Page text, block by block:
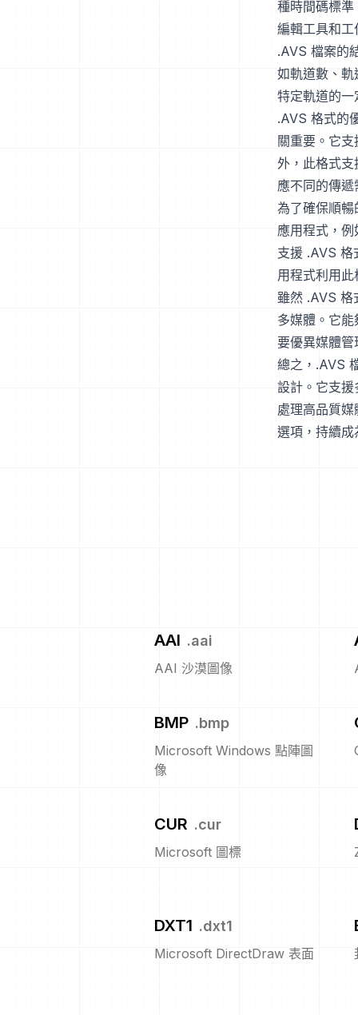
種時間碼標
編輯工具和
.AVS 檔案的
如軌道數、
特定軌道的
.AVS 格式的
關重要。它
外，此格式
應不同的傳遞
為了確保順
應用程式，
支援 .AVS 格
用程式利用
雖然 .AVS 格
多媒體。它
要優異媒體
總之，.AVS
設計。它支
處理高品質
選項，持續
AAI .aai
AAI 沙漠圖像
BMP .bmp
Microsoft Windows 點陣圖
像
CUR .cur
Microsoft 圖標
DXT1 .dxt1
Microsoft DirectDraw 表面